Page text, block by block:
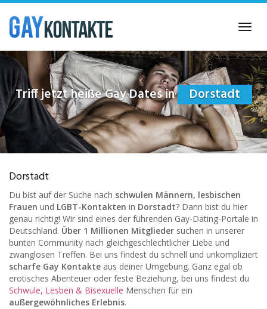
Skip
main
content
Triff jetzt heiße Gay Dates in Dorstadt
Dorstadt
Du bist auf der Suche nach schwulen Männern, lesbischen
Frauen und LGBT-Kontakten in Dorstadt? Dann bist du hier
genau richtig! Wir sind eines der führenden Gay-Dating-Portale in
Deutschland. Über 1 Millionen Mitglieder suchen in unserer
bunten Community nach gleichgeschlechtlicher Liebe und
zwanglosen Treffen. Bei uns findest du schnell und unkompliziert
scharfe Gay Kontakte aus deiner Umgebung. Ganz egal ob
erotisches Abenteuer oder feste Beziehung, bei uns findest du
Schwule, Lesben & Bisexuelle Menschen für ein
außergewöhnliches Erlebnis.